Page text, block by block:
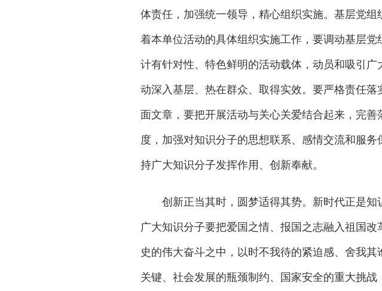
体责任，加强统一领导，精心组织实施。基层党
着本单位活动的具体组织实施工作，要调动基层
计有针对性、特色鲜明的活动载体，动员和吸引
动深入基层、热在群众、取得实效。要严格责任
面文章，要把开展活动与关心关爱结合起来，完
度，加强对知识分子的思想联系、感情交流和服
持广大知识分子发挥作用、创新奉献。
创新正当其时，圆梦适得其势。新时代正是知
广大知识分子要把爱国之情、报国之志融入祖国
史的伟大奋斗之中，以时不我待的紧迫感、舍我
关键、社会发展的瓶颈制约、国家安全的重大挑